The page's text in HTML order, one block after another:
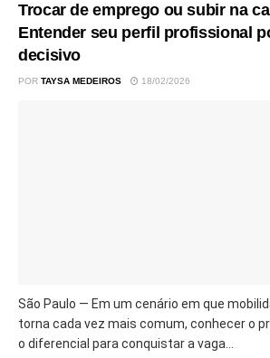
Trocar de emprego ou subir na
Entender seu perfil profissional
decisivo
POR TAYSA MEDEIROS 18/02/2026
São Paulo — Em um cenário em que
torna cada vez mais comum, conhecer o
o diferencial para conquistar a vaga...